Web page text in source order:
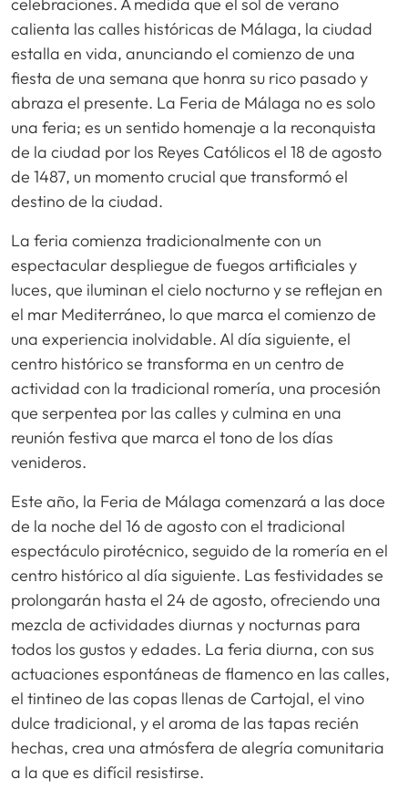
celebraciones. A medida que el sol de verano
calienta las calles históricas de Málaga, la ciudad
estalla en vida, anunciando el comienzo de una
fiesta de una semana que honra su rico pasado y
abraza el presente. La Feria de Málaga no es solo
una feria; es un sentido homenaje a la reconquista
de la ciudad por los Reyes Católicos el 18 de agosto
de 1487, un momento crucial que transformó el
destino de la ciudad.
La feria comienza tradicionalmente con un
espectacular despliegue de fuegos artificiales y
luces, que iluminan el cielo nocturno y se reflejan en
el mar Mediterráneo, lo que marca el comienzo de
una experiencia inolvidable. Al día siguiente, el
centro histórico se transforma en un centro de
actividad con la tradicional romería, una procesión
que serpentea por las calles y culmina en una
reunión festiva que marca el tono de los días
venideros.
Este año, la Feria de Málaga comenzará a las doce
de la noche del 16 de agosto con el tradicional
espectáculo pirotécnico, seguido de la romería en el
centro histórico al día siguiente. Las festividades se
prolongarán hasta el 24 de agosto, ofreciendo una
mezcla de actividades diurnas y nocturnas para
todos los gustos y edades. La feria diurna, con sus
actuaciones espontáneas de flamenco en las calles,
el tintineo de las copas llenas de Cartojal, el vino
dulce tradicional, y el aroma de las tapas recién
hechas, crea una atmósfera de alegría comunitaria
a la que es difícil resistirse.